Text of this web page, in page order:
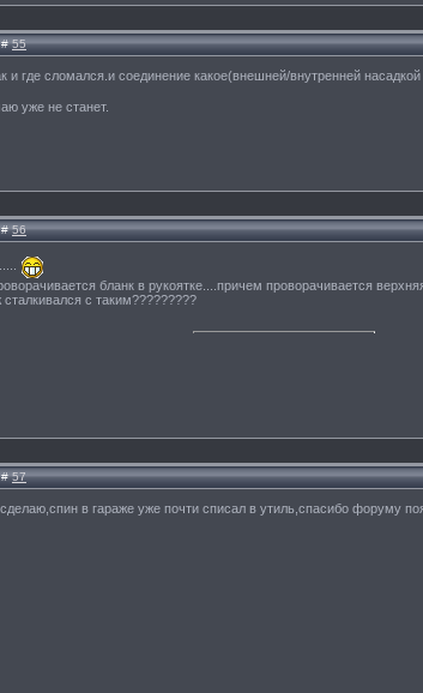
#55
и где сломался.и соединение какое(внешней/внутренней
уже не станет.
#56
бланк в рукоятке....причем проворачивается
с таким?????????
#57
в гараже уже почти списал в утиль,спасибо форуму